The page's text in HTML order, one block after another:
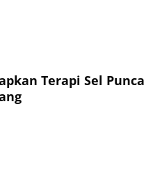
Terapi Sel